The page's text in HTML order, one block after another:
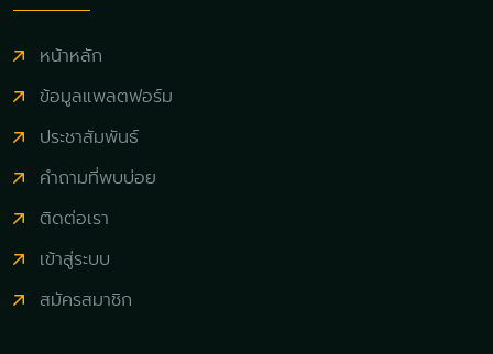
หน้าหลัก
ข้อมูลแพลตฟอร์ม
ประชาสัมพันธ์
คำถามที่พบบ่อย
ติดต่อเรา
เข้าสู่ระบบ
สมัครสมาชิก